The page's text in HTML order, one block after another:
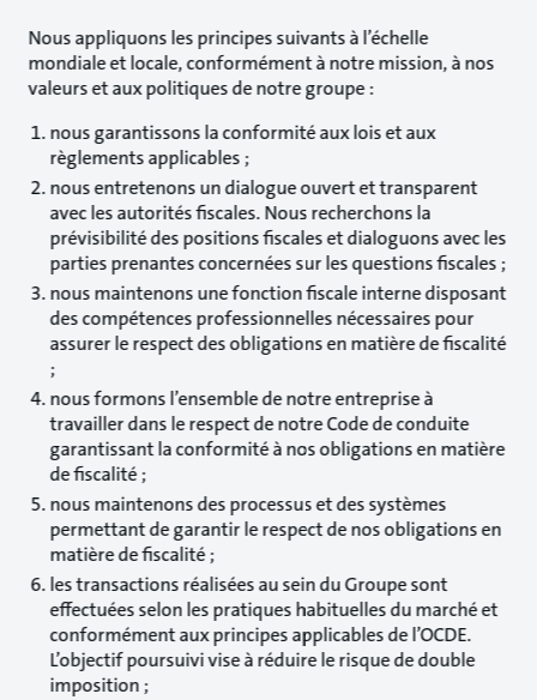
Nous appliquons les principes suivants à l’échelle
mondiale et locale, conformément à notre mission, à nos
valeurs et aux politiques de notre groupe :
nous garantissons la conformité aux lois et aux
règlements applicables ;
nous entretenons un dialogue ouvert et transparent
avec les autorités fiscales. Nous recherchons la
prévisibilité des positions fiscales et dialoguons avec les
parties prenantes concernées sur les questions fiscales ;
nous maintenons une fonction fiscale interne disposant
des compétences professionnelles nécessaires pour
assurer le respect des obligations en matière de fiscalité
;
nous formons l’ensemble de notre entreprise à
travailler dans le respect de notre Code de conduite
garantissant la conformité à nos obligations en matière
de fiscalité ;
nous maintenons des processus et des systèmes
permettant de garantir le respect de nos obligations en
matière de fiscalité ;
les transactions réalisées au sein du Groupe sont
effectuées selon les pratiques habituelles du marché et
conformément aux principes applicables de l’OCDE.
L’objectif poursuivi vise à réduire le risque de double
imposition ;